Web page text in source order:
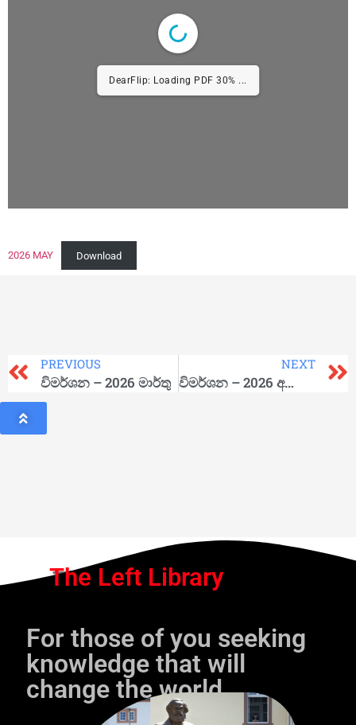
DearFlip: Loading PDF 30% ...
2026 MAY Download
PREVIOUS
විමර්ශන – 2026 මාර්තු
NEXT
විමර්ශන – 2026 අගෝස්තු
The Left Library
For those of you seeking
knowledge that will
change the world